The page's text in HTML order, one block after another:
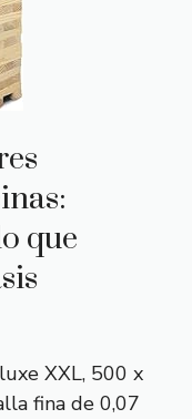
que
XXL, 500 x
fina de 0,07